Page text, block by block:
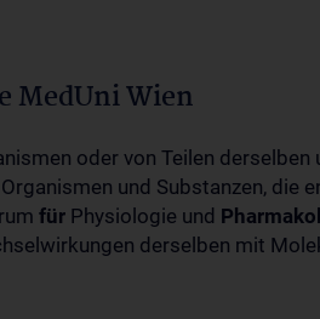
MedUni Wien
oder von Teilen
und Substanzen, die
für Physiologie und
derselben mit